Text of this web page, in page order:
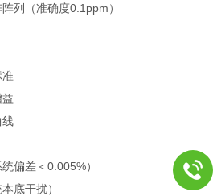
列（准确度0.1ppm）
准
线
偏差＜0.005%）
底干扰）